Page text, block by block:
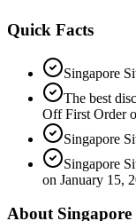
Quick Facts
Singapore
The best
Off First Order
Singapore
Singapore
on January 15,
About Singapore